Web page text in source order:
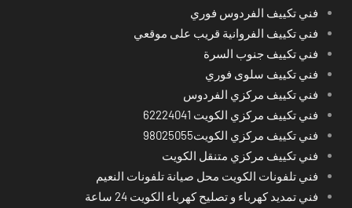
فني تكييف الفردوس فوري
فني تكييف الفروانية قريب على موقعي
فني تكييف جنوب السرة
فني تكييف سلوى فوري
فني تكييف مركزي الفردوس
فني تكييف مركزي الكويت 62224041
فني تكييف مركزي الكويت98025055
فني تكييف مركزي متنقل الكويت
فني تلفونات الكويت محل صيانة تلفونات النعيم
فني تمديد كهرباء و تصليح كهرباء الكويت 24 ساعة